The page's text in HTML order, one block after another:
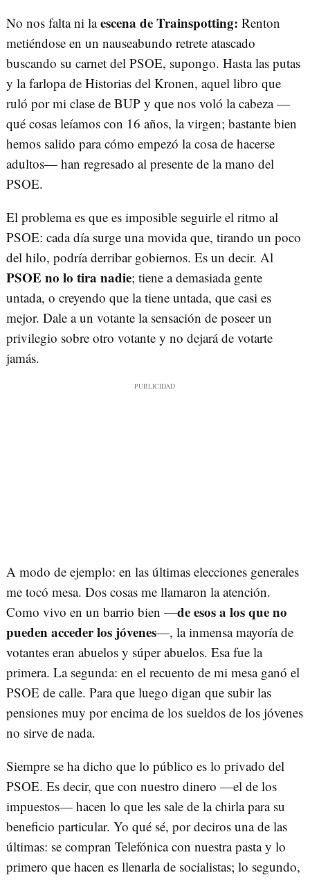
No nos falta ni laescena de Trainspotting: Renton
metiéndose en un nauseabundo retrete atascado
buscando su carnet del PSOE, supongo. Hasta las putas
y la farlopa de Historias del Kronen, aquel libro que
ruló por mi clase de BUP y que nos voló la cabeza —
qué cosas leíamos con 16 años, la virgen; bastante bien
hemos salido para cómo empezó la cosa de hacerse
adultos— han regresado al presente de la mano del
PSOE.
El problema es que es imposible seguirle el ritmo al
PSOE: cada día surge una movida que, tirando un poco
del hilo, podría derribar gobiernos. Es un decir. Al
PSOE no lo tira nadie; tiene a demasiada gente
untada, o creyendo que la tiene untada, que casi es
mejor. Dale a un votante la sensación de poseer un
privilegio sobre otro votante y no dejará de votarte
jamás.
A modo de ejemplo: en las últimas elecciones generales
me tocó mesa. Dos cosas me llamaron la atención.
Como vivo en un barrio bien —de esos a los que no
pueden acceder los jóvenes—, la inmensa mayoría de
votantes eran abuelos y súper abuelos. Esa fue la
primera. La segunda: en el recuento de mi mesa ganó el
PSOE de calle. Para que luego digan que subir las
pensiones muy por encima de los sueldos de los jóvenes
no sirve de nada.
Siempre se ha dicho que lo público es lo privado del
PSOE. Es decir, que con nuestro dinero —el de los
impuestos— hacen lo que les sale de la chirla para su
beneficio particular. Yo qué sé, por deciros una de las
últimas: se compran Telefónica con nuestra pasta y lo
primero que hacen es llenarla de socialistas; lo segundo,